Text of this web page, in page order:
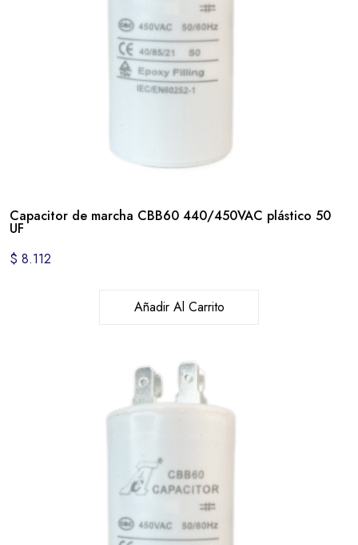
Capacitor de marcha CBB60 440/450VAC plástico 50
UF
$ 8.112
Añadir Al Carrito